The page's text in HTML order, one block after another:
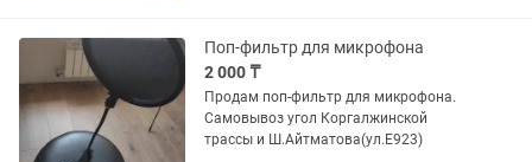
Поп-фильтр для микрофона
2 000 ₸
Продам поп-фильтр для микрофона.
Самовывоз угол Коргалжинской
трассы и Ш.Айтматова(ул.Е923)